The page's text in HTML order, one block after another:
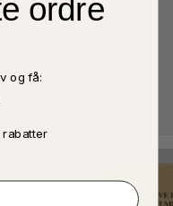
OGSÅ
ordre
og få: